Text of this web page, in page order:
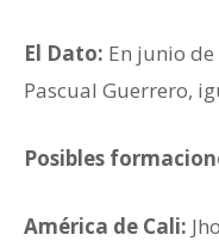
El Dato: En junio
Pascual Guerrero,
Posibles
América de Cali: